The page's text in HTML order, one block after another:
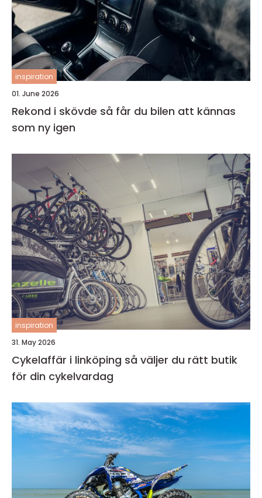
inspiration
01. June 2026
Rekond i skövde så får du bilen att kännas
som ny igen
inspiration
31. May 2026
Cykelaffär i linköping så väljer du rätt butik
för din cykelvardag